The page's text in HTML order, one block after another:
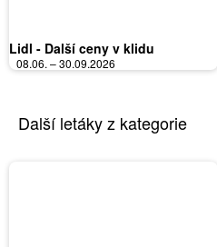
Lidl - Další ceny v klidu
08.06. – 30.09.2026
Další letáky z kategorie